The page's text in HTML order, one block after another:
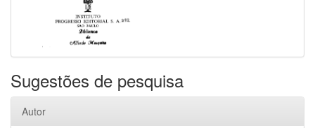
Sugestões de pesquisa
Autor